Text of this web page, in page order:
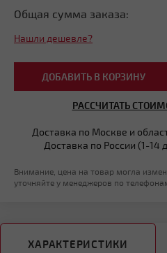
Общая сумма заказа:
Нашли дешевле?
ДОБАВИТЬ В КОРЗИНУ
РАССЧИТАТЬ
Доставка по Москве и
Доставка по России (1-14
Внимание, цена на товар могла
уточняйте у менеджеров по
ХАРАКТЕРИСТИКИ